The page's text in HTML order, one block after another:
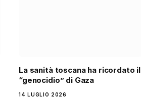
La sanità toscana ha ricordato il
“genocidio” di Gaza
14 LUGLIO 2026